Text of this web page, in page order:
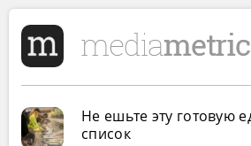
Не ешьте эту готовую
список